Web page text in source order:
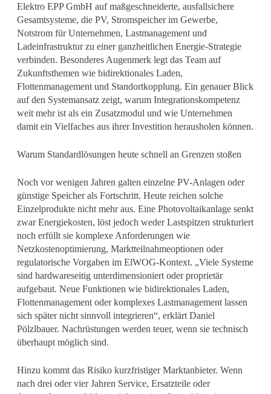
Elektro EPP GmbH auf maßgeschneiderte, ausfallsichere
Gesamtsysteme, die PV, Stromspeicher im Gewerbe,
Notstrom für Unternehmen, Lastmanagement und
Ladeinfrastruktur zu einer ganzheitlichen Energie-Strategie
verbinden. Besonderes Augenmerk legt das Team auf
Zukunftsthemen wie bidirektionales Laden,
Flottenmanagement und Standortkopplung. Ein genauer Blick
auf den Systemansatz zeigt, warum Integrationskompetenz
weit mehr ist als ein Zusatzmodul und wie Unternehmen
damit ein Vielfaches aus ihrer Investition herausholen können.
Warum Standardlösungen heute schnell an Grenzen stoßen
Noch vor wenigen Jahren galten einzelne PV-Anlagen oder
günstige Speicher als Fortschritt. Heute reichen solche
Einzelprodukte nicht mehr aus. Eine Photovoltaikanlage senkt
zwar Energiekosten, löst jedoch weder Lastspitzen strukturiert
noch erfüllt sie komplexe Anforderungen wie
Netzkostenoptimierung, Marktteilnahmeoptionen oder
regulatorische Vorgaben im ElWOG-Kontext. „Viele Systeme
sind hardwareseitig unterdimensioniert oder proprietär
aufgebaut. Neue Funktionen wie bidirektionales Laden,
Flottenmanagement oder komplexes Lastmanagement lassen
sich später nicht sinnvoll integrieren“, erklärt Daniel
Pölzlbauer. Nachrüstungen werden teuer, wenn sie technisch
überhaupt möglich sind.
Hinzu kommt das Risiko kurzfristiger Marktanbieter. Wenn
nach drei oder vier Jahren Service, Ersatzteile oder